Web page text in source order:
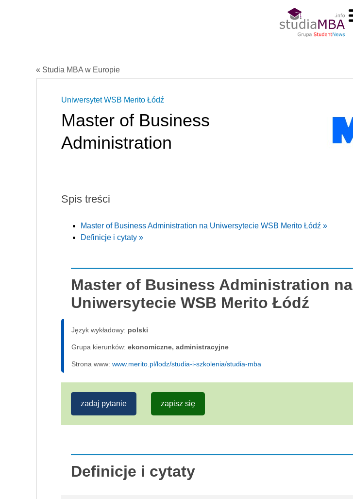
« Studia MBA w Europie
Uniwersytet WSB Merito Łódź
Master of Business
Administration
Spis treści
Master of Business Administration na Uniwersytecie WSB Merito Łódź »
Definicje i cytaty »
Master of Business Administration na
Uniwersytecie WSB Merito Łódź
Język wykładowy: polski
Grupa kierunków: ekonomiczne, administracyjne
Strona www: www.merito.pl/lodz/studia-i-szkolenia/studia-mba
zadaj pytanie zapisz się
Definicje i cytaty